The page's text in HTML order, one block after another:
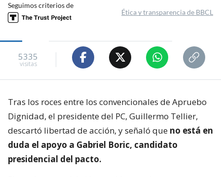
Seguimos criterios de
Ética y transparencia de BBCL
5335
visitas
Tras los roces entre los convencionales de Apruebo
Dignidad, el presidente del PC, Guillermo Tellier,
descartó libertad de acción, y señaló que no está en
duda el apoyo a Gabriel Boric, candidato
presidencial del pacto.